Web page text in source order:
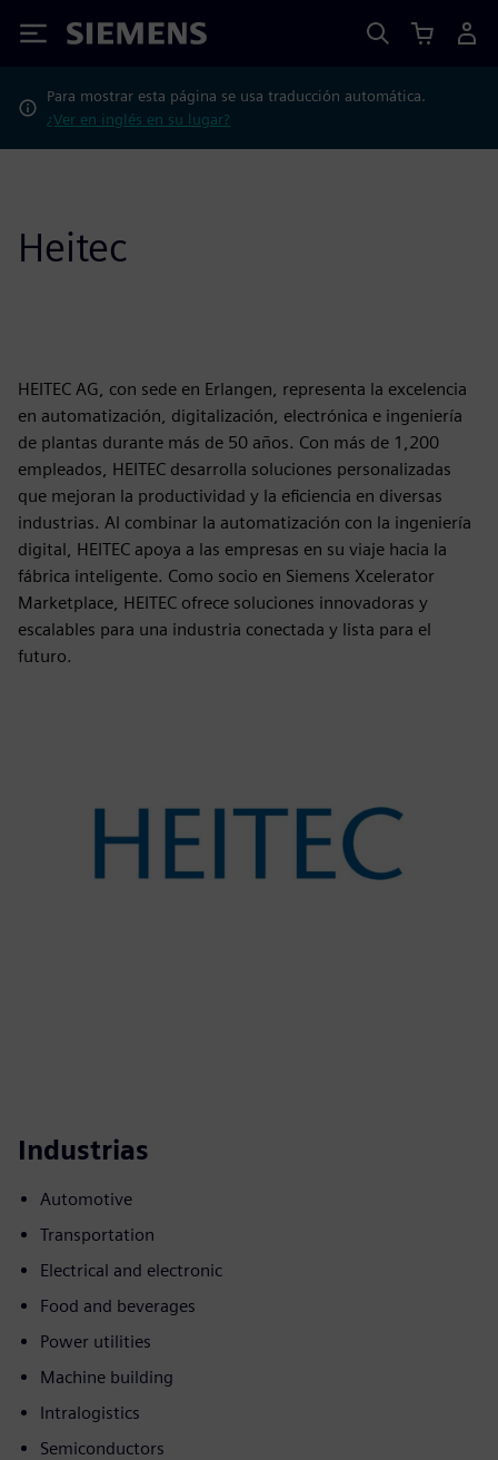
Siemens
Para mostrar esta página se usa traducción automática.
¿Ver en inglés en su lugar?
Heitec
HEITEC AG, con sede en Erlangen, representa la excelencia
en automatización, digitalización, electrónica e ingeniería
de plantas durante más de 50 años. Con más de 1,200
empleados, HEITEC desarrolla soluciones personalizadas
que mejoran la productividad y la eficiencia en diversas
industrias. Al combinar la automatización con la ingeniería
digital, HEITEC apoya a las empresas en su viaje hacia la
fábrica inteligente. Como socio en Siemens Xcelerator
Marketplace, HEITEC ofrece soluciones innovadoras y
escalables para una industria conectada y lista para el
futuro.
Industrias
Automotive
Transportation
Electrical and electronic
Food and beverages
Power utilities
Machine building
Intralogistics
Semiconductors